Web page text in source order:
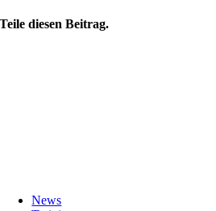
Teile diesen Beitrag.
News